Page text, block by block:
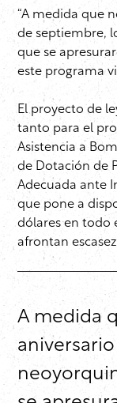
“A medida que
de septiembre,
que se
este programa
El proyecto de
tanto para el
Asistencia a
de Dotación de
Adecuada ante
que pone a
dólares en todo
afrontan
A medida